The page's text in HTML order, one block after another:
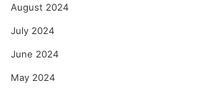
August 2024
July 2024
June 2024
May 2024